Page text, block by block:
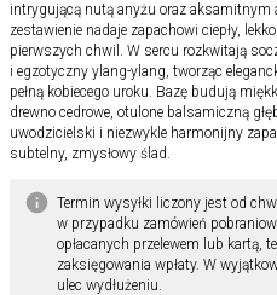
intrygującą nutą anyżu oraz aksamitnym
zestawienie nadaje zapachowi ciepły,
pierwszych chwil. W sercu rozkwitają
i egzotyczny ylang-ylang, tworząc
pełną kobiecego uroku. Bazę budują
drewno cedrowe, otulone balsamiczną
uwodzicielski i niezwykle harmonijny
subtelny, zmysłowy ślad.
Termin wysyłki liczony jest od
w przypadku zamówień
opłacanych przelewem lub kartą,
zaksięgowania wpłaty. W
ulec wydłużeniu.